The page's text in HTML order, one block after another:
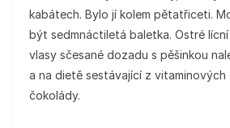
kabátech. Bylo jí kolem pětatřiceti.
být sedmnáctiletá baletka. Ostré
vlasy sčesané dozadu s pěšinkou
a na dietě sestávající z
čokolády.